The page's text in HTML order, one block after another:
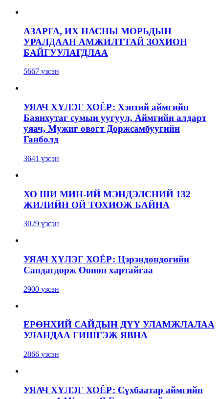
АЗАРГА, ИХ НАСНЫ МОРЬДЫН
УРАЛДААН АМЖИЛТТАЙ ЗОХИОН
БАЙГУУЛАГДЛАА
5667 үзсэн
УЯАЧ ХҮЛЭГ ХОЁР: Хэнтий аймгийн
Баянхутаг сумын уугуул, Аймгийн алдарт
уяач, Мужиг овогт Доржсамбуугийн
Ганболд
3641 үзсэн
ХО ШИ МИН-ИЙ МЭНДЭЛСНИЙ 132
ЖИЛИЙН ОЙ ТОХИОЖ БАЙНА
3029 үзсэн
УЯАЧ ХҮЛЭГ ХОЁР: Цэрэндондогийн
Сандагдорж Оонон хартайгаа
2900 үзсэн
ЕРӨНХИЙ САЙДЫН ДҮҮ УЛАМЖЛАЛАА
УЛАНДАА ГИШГЭЖ ЯВНА
2866 үзсэн
УЯАЧ ХҮЛЭГ ХОЁР: Сүхбаатар аймгийн